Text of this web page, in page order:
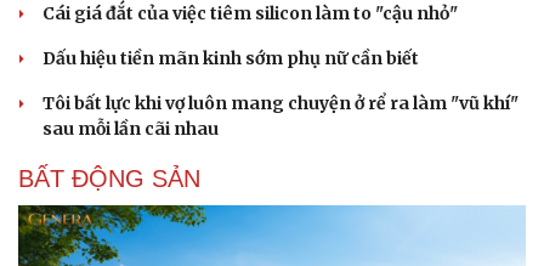
Cái giá đắt của việc tiêm silicon làm to "cậu nhỏ"
Dấu hiệu tiền mãn kinh sớm phụ nữ cần biết
Tôi bất lực khi vợ luôn mang chuyện ở rể ra làm "vũ khí"
sau mỗi lần cãi nhau
BẤT ĐỘNG SẢN